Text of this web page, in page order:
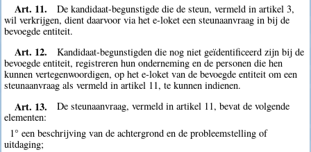
Art. 11.
De kandidaat-begunstigde die de steun, vermeld in artikel 3,
wil verkrijgen, dient daarvoor via het e-loket een steunaanvraag in bij de
bevoegde entiteit.
Art. 12.
Kandidaat-begunstigden die nog niet geïdentificeerd zijn bij de
bevoegde entiteit, registreren hun onderneming en de personen die hen
kunnen vertegenwoordigen, op het e-loket van de bevoegde entiteit om een
steunaanvraag als vermeld in artikel 11, te kunnen indienen.
Art. 13.
De steunaanvraag, vermeld in artikel 11, bevat de volgende
elementen:
1° een beschrijving van de achtergrond en de probleemstelling of
uitdaging;